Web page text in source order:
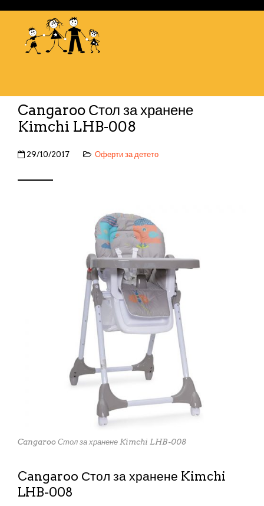
Cangaroo Стол за хранене
Kimchi LHB-008
29/10/2017 Оферти за детето
Cangaroo Стол за хранене Kimchi LHB-008
Cangaroo Стол за хранене Kimchi
LHB-008